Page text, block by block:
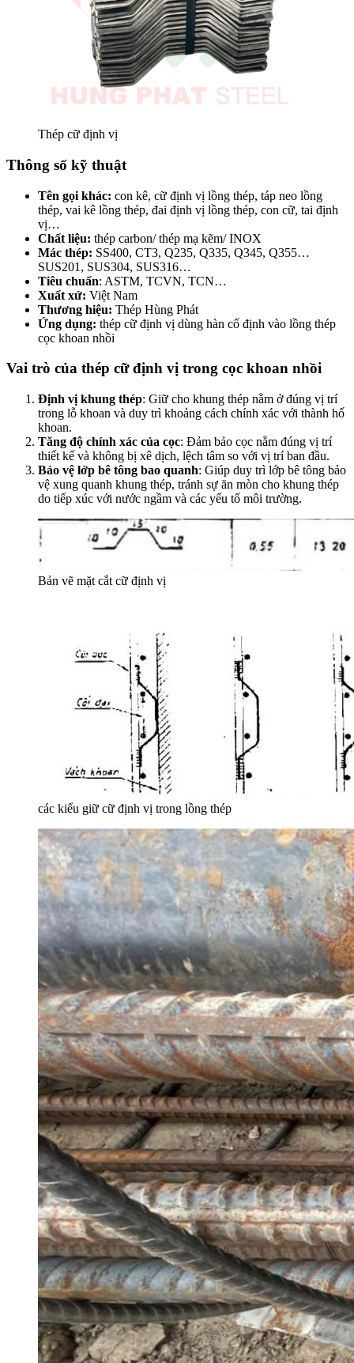
Thép cữ định vị
Thông số kỹ thuật
Tên gọi khác: con kê, cữ định vị lồng thép, táp neo lồng
thép, vai kê lồng thép, đai định vị lồng thép, con cữ, tai định
vị…
Chất liệu: thép carbon/ thép mạ kẽm/ INOX
Mác thép: SS400, CT3, Q235, Q335, Q345, Q355…
SUS201, SUS304, SUS316…
Tiêu chuẩn: ASTM, TCVN, TCN…
Xuất xứ: Việt Nam
Thương hiệu: Thép Hùng Phát
Ứng dụng: thép cữ định vị dùng hàn cố định vào lồng thép
cọc khoan nhồi
Vai trò của thép cữ định vị trong cọc khoan nhồi
Định vị khung thép: Giữ cho khung thép nằm ở đúng vị trí
trong lỗ khoan và duy trì khoảng cách chính xác với thành hố
khoan.
Tăng độ chính xác của cọc: Đảm bảo cọc nằm đúng vị trí
thiết kế và không bị xê dịch, lệch tâm so với vị trí ban đầu.
Bảo vệ lớp bê tông bao quanh: Giúp duy trì lớp bê tông bảo
vệ xung quanh khung thép, tránh sự ăn mòn cho khung thép
do tiếp xúc với nước ngầm và các yếu tố môi trường.
Bản vẽ mặt cắt cữ định vị
các kiểu giữ cữ định vị trong lồng thép